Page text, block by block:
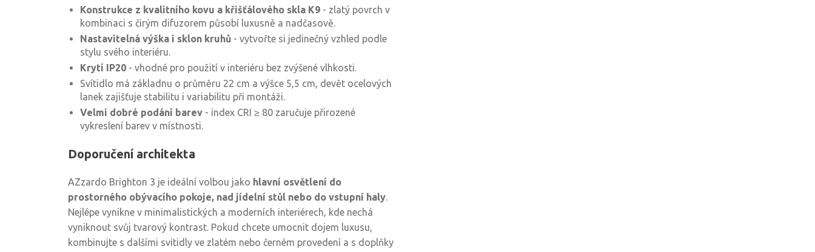
Konstrukce z kvalitního kovu a křišťálového skla K9 - zlatý povrch v
kombinaci s čirým difuzorem působí luxusně a nadčasově.
Nastavitelná výška i sklon kruhů - vytvořte si jedinečný vzhled podle
stylu svého interiéru.
Krytí IP20 - vhodné pro použití v interiéru bez zvýšené vlhkosti.
Svítidlo má základnu o průměru 22 cm a výšce 5,5 cm, devět ocelových
lanek zajišťuje stabilitu i variabilitu při montáži.
Velmi dobré podání barev - index CRI ≥ 80 zaručuje přirozené
vykreslení barev v místnosti.
Doporučení architekta
AZzardo Brighton 3 je ideální volbou jako hlavní osvětlení do
prostorného obývacího pokoje, nad jídelní stůl nebo do vstupní haly.
Nejlépe vynikne v minimalistických a moderních interiérech, kde nechá
vyniknout svůj tvarový kontrast. Pokud chcete umocnit dojem luxusu,
kombinujte s dalšími svítidly ve zlatém nebo černém provedení a s doplňky